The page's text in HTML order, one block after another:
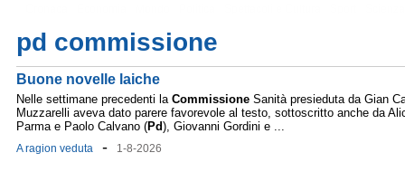
pd commissione
Buone novelle laiche
Nelle settimane precedenti la Commissione Sanità presieduta da Gian
Muzzarelli aveva dato parere favorevole al testo, sottoscritto anche da
Parma e Paolo Calvano (Pd), Giovanni Gordini e ...
A ragion veduta - 1-8-2026